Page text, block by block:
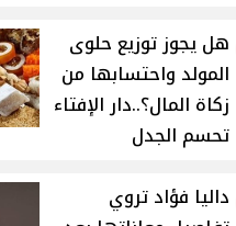
هل يجوز توزيع حلوى
المولد واحتسابها من
زكاة المال؟..دار الإفتاء
تحسم الجدل
داليا فؤاد تروي